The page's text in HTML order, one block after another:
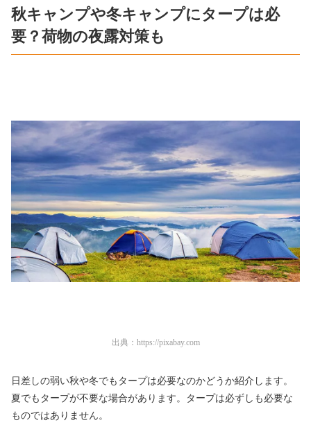
秋キャンプや冬キャンプにタープは必
要？荷物の夜露対策も
出典： https://pixabay.com
日差しの弱い秋や冬でもタープは必要なのかどうか紹介します。
夏でもタープが不要な場合があります。タープは必ずしも必要な
ものではありません。